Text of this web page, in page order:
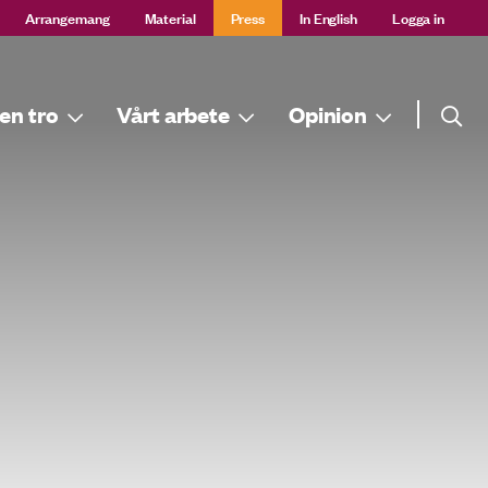
Arrangemang Material Press In English Logga in
tro Vårt arbete Opinion Sök